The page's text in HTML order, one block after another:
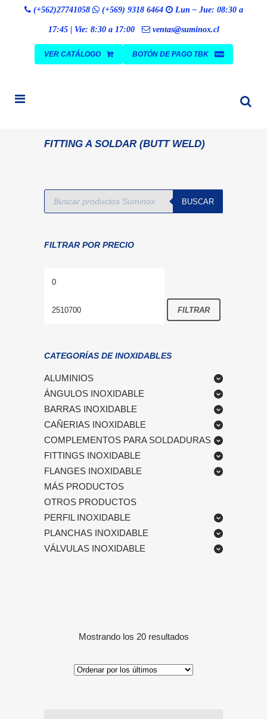
(+562)27741058 (+569) 9318 6464 Lun – Jue: 08:30 a
17:45 | Vie: 8:30 a 17:00 ventas@suminox.cl
VER CATÁLOGO BOTÓN DE PAGO TBK
FITTING A SOLDAR (BUTT WELD)
Búsqueda
productos
BUSCAR
FILTRAR POR PRECIO
FILTRAR
CATEGORÍAS DE INOXIDABLES
ALUMINIOS
ÁNGULOS INOXIDABLE
BARRAS INOXIDABLE
CAÑERIAS INOXIDABLE
COMPLEMENTOS PARA SOLDADURAS
FITTINGS INOXIDABLE
FLANGES INOXIDABLE
MÁS PRODUCTOS
OTROS PRODUCTOS
PERFIL INOXIDABLE
PLANCHAS INOXIDABLE
VÁLVULAS INOXIDABLE
Mostrando los 20 resultadosOrdenado
por
de
BUSCAR